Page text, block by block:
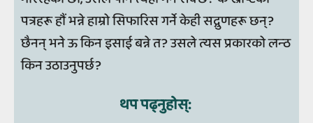
पत्रहरू हौं भन्ने हाम्रो सिफारिस गर्ने केही सद्गुणहरू छन्?
छैनन् भने ऊ किन इसाई बन्ने त? उसले त्यस प्रकारको लन्ठ
किन उठाउनुपर्छ?
थप पढ्‍नुहोस्‌: